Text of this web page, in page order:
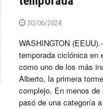
30/06/2024
WASHINGTON
temporada ciclónica en
como uno de los más
Alberto, la primera
complejo. En menos
pasó de una categoría